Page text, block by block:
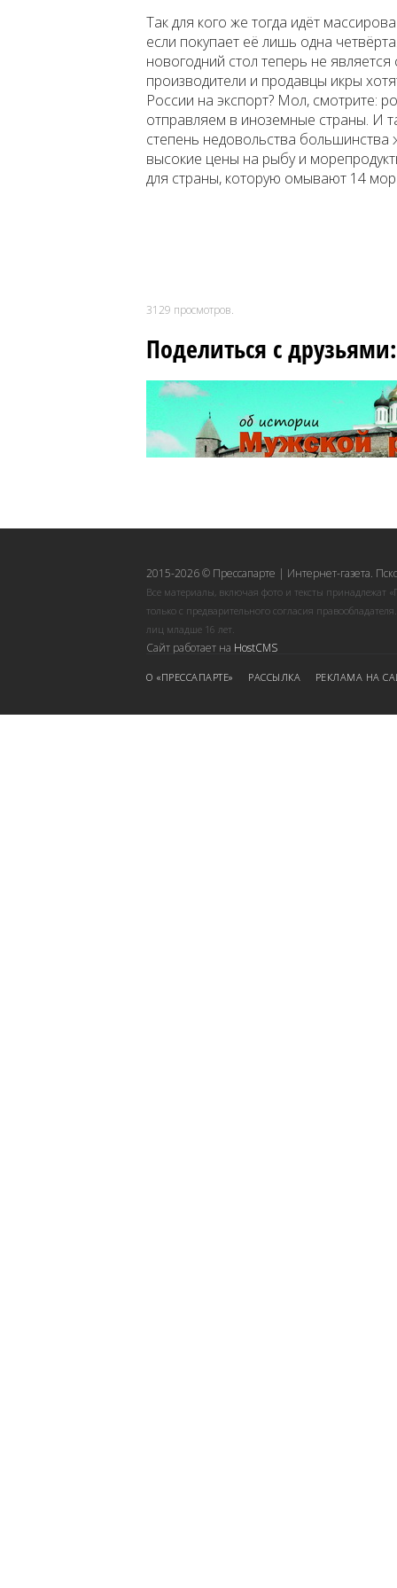
Так для кого же тогда идёт
если покупает её лишь одна
новогодний стол теперь не
производители и продавцы икры
России на экспорт? Мол, смотрите:
отправляем в иноземные страны. И
степень недовольства
высокие цены на рыбу и
для страны, которую омывают 14
3129 просмотров.
Поделиться с друзьями:
2015-2026 © Прессапарте | Интернет-газета.
Все материалы, включая фото и тексты принадлежат
только с предварительного согласия
лиц младше 16 лет.
Сайт работает на HostCMS
О «ПРЕССАПАРТЕ» РАССЫЛКА РЕКЛАМА НА